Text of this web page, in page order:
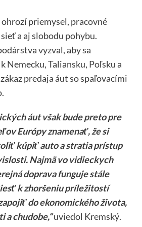
ohrozí priemysel, pracovné
a aj slobodu pohybu.
vyzval, aby sa
Nemecku, Taliansku, Poľsku a
predaja áut so spaľovacími
áut však bude preto pre
Európy znamenať, že si
kúpiť auto a stratia prístup
Najmä vo vidieckych
doprava funguje stále
k zhoršeniu príležitostí
do ekonomického života,
a chudobe,“uviedol Kremský.